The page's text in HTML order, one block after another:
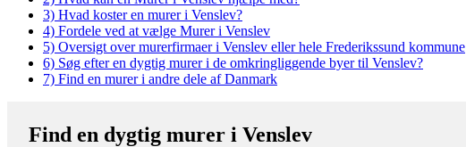
3) Hvad koster en murer i Venslev?
4) Fordele ved at vælge Murer i Venslev
5) Oversigt over murerfirmaer i Venslev eller hele Frederikssund kommune
6) Søg efter en dygtig murer i de omkringliggende byer til Venslev?
7) Find en murer i andre dele af Danmark
Find en dygtig murer i Venslev